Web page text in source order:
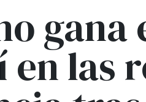
gana
en las